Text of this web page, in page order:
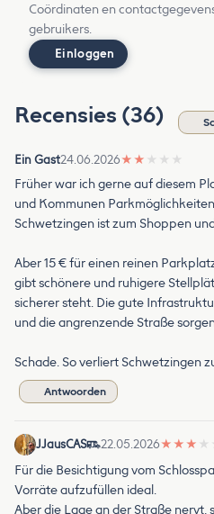
Coördinaten en
gebruikers.
Einloggen
Recensies (36)
Ein Gast24.06.2026★ ★ ★ ★ ★
Früher war ich gerne auf diesem
und Kommunen
Schwetzingen ist zum Shoppen
Aber 15 € für einen reinen
gibt schönere und ruhigere
sicherer steht. Die gute
und die angrenzende Straße
Schade. So verliert Schwetzingen
Antwoorden
JJausCAS 22.05.2026★ ★ ★ ★
Für die Besichtigung vom
Vorräte aufzufüllen ideal.
Aber die Lage an der Straße